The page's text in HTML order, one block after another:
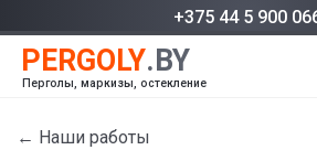
+375 44 5 900
Перголы, маркизы, остекление
← Наши работы